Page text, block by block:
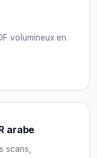
volumineux en
arabe
scans,